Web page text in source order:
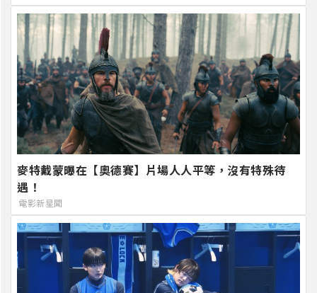
麥特戴蒙曝在【奧德賽】片場人人平等，沒有特殊待
遇！
電影新星聞